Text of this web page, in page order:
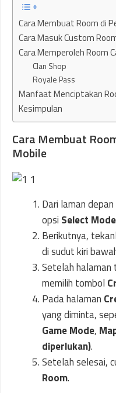
Cara Membuat Room di
Cara Masuk Custom
Cara Memperoleh Room
Clan Shop
Royale Pass
Manfaat Menciptakan
Kesimpulan
Cara Membuat
Mobile
Dari laman
opsi Select Mode
Berikutnya,
di sudut kiri
Setelah halaman
memilih tombol
Pada halaman
yang diminta,
Game Mode,
diperlukan).
Setelah selesai,
Room.